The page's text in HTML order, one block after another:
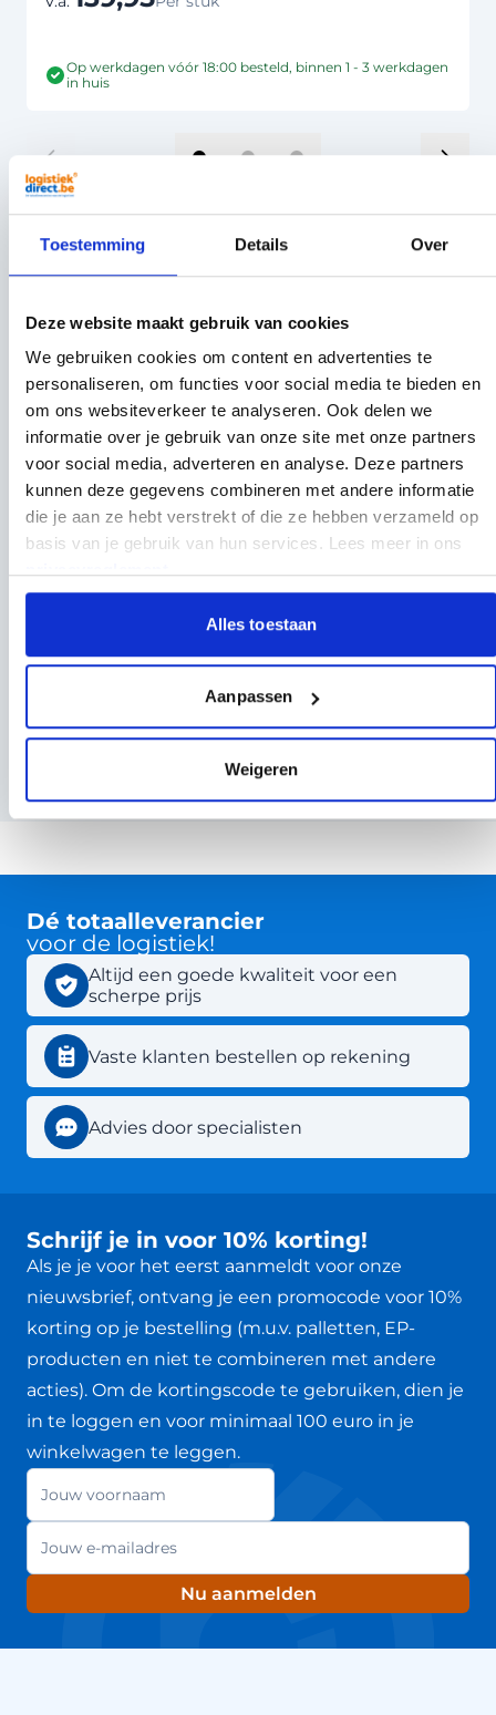
Toestemming Details Over
Deze website maakt gebruik van cookies
We gebruiken cookies om content en advertenties te
personaliseren, om functies voor social media te bieden en
om ons websiteverkeer te analyseren. Ook delen we
informatie over je gebruik van onze site met onze partners
voor social media, adverteren en analyse. Deze partners
kunnen deze gegevens combineren met andere informatie
die je aan ze hebt verstrekt of die ze hebben verzameld op
basis van je gebruik van hun services. Lees meer in ons
Alles toestaan
Aanpassen
Weigeren
Op werkdagen vóór 18:00 besteld, binnen 1 - 3 werkdagen
in huis
Anderen kochten ook
Overzet veiligheidsbril zuurbestendig - Zuurbril
met anti-condens lens
Op voorraad
Op werkdagen vóór 18:00 besteld, vandaag verzonden
Dé totaalleverancier
voor de logistiek!
Altijd een goede kwaliteit voor een
scherpe prijs
Vaste klanten bestellen op rekening
Advies door specialisten
Schrijf je in voor 10% korting!
Als je je voor het eerst aanmeldt voor onze
nieuwsbrief, ontvang je een promocode voor 10%
korting op je bestelling (m.u.v. palletten, EP-
producten en niet te combineren met andere
acties). Om de kortingscode te gebruiken, dien je
in te loggen en voor minimaal 100 euro in je
winkelwagen te leggen.
Nieuwsbrief
Jouw voornaam
E-mailadres
Nu aanmelden